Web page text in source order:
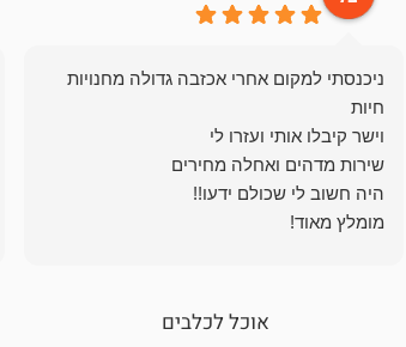
ניכנסתי למקום אחרי אכזבה גדולה מחנויות
מומלץ מאוד!
אוכל לכלבים